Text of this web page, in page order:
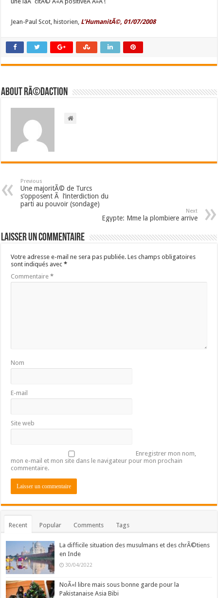
Jean-Paul Scot, historien, L’HumanitÃ©, 01/07/2008
About RÃ©daction
Previous
Une majoritÃ© de Turcs
s’opposent Ã l’interdiction du
parti au pouvoir (sondage)
Next
Egypte: Mme la plombiere arrive
Laisser un commentaire
Votre adresse e-mail ne sera pas publiée. Les champs obligatoires
sont indiqués avec*
Commentaire*
Nom
E-mail
Site web
Enregistrer mon nom,
mon e-mail et mon site dans le navigateur pour mon prochain
commentaire.
Recent Popular Comments Tags
La difficile situation des musulmans et des chrÃ©tiens
en Inde
30/04/2022
NoÃ«l libre mais sous bonne garde pour la
Pakistanaise Asia Bibi